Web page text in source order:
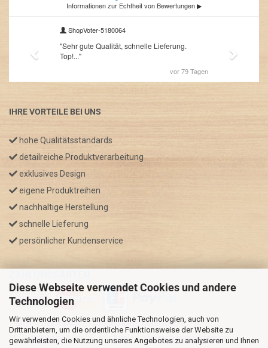
Diese Webseite verwendet Cookies und andere
Technologien
Wir verwenden Cookies und ähnliche Technologien, auch von
Drittanbietern, um die ordentliche Funktionsweise der Website zu
gewährleisten, die Nutzung unseres Angebotes zu analysieren und Ihnen
IHRE VORTEILE BEI UNS
hohe Qualitätsstandards
detailreiche Produktverarbeitung
exklusives Design
eigene Produktreihen
nachhaltige Herstellung
schnelle Lieferung
persönlicher Kundenservice
* GRATIS VERSAND nur innerhalb Deutschland
** Regellaufzeit für DE, Bei Auslandsbestellungen kann die